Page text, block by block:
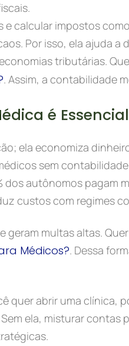
impostos como
Por isso, ela ajuda a
tributárias.
. Assim, a contabilidade
é
ela economiza
sem
dos autônomos pagam
custos com regimes
geram multas altas.
Médicos?. Dessa
quer abrir uma clínica,
ela, misturar contas